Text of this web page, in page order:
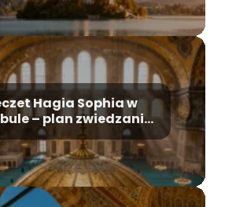
Hagia Sophia w
– plan zwiedzania,
historia, bilety